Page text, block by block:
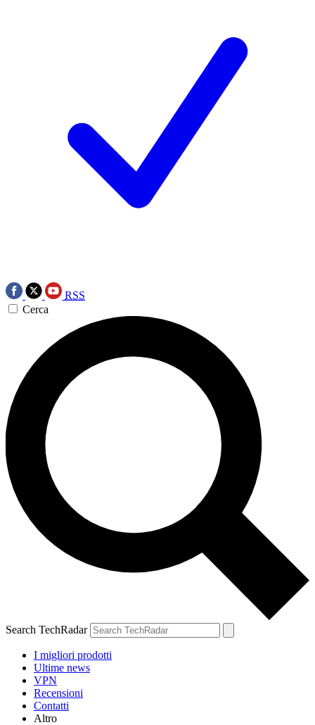
RSS
Cerca
Search TechRadar
I migliori prodotti
Ultime news
VPN
Recensioni
Contatti
Altro